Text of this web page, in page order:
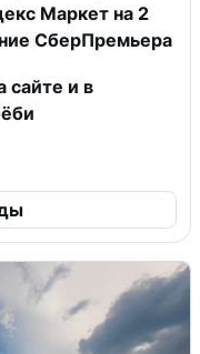
Маркет на 2
СберПремьера
сайте и в